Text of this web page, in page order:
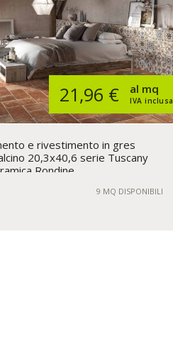
21,96 € IVA inclusa
al mq
e rivestimento in gres
20,3x40,6 serie Tuscany
Rondine
9 MQ DISPONIBILI